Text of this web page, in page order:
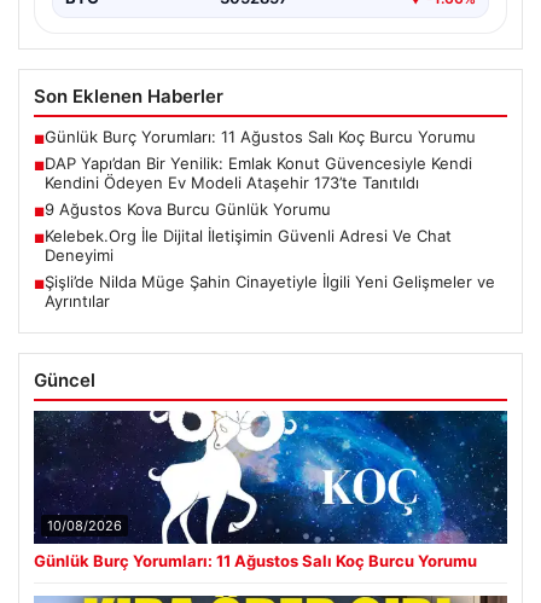
Son Eklenen Haberler
■Günlük Burç Yorumları: 11 Ağustos Salı Koç Burcu Yorumu
■DAP Yapı’dan Bir Yenilik: Emlak Konut Güvencesiyle Kendi
Kendini Ödeyen Ev Modeli Ataşehir 173’te Tanıtıldı
■9 Ağustos Kova Burcu Günlük Yorumu
■Kelebek.Org İle Dijital İletişimin Güvenli Adresi Ve Chat
Deneyimi
■Şişli’de Nilda Müge Şahin Cinayetiyle İlgili Yeni Gelişmeler ve
Ayrıntılar
Güncel
10/08/2026
Günlük Burç Yorumları: 11 Ağustos Salı Koç Burcu Yorumu